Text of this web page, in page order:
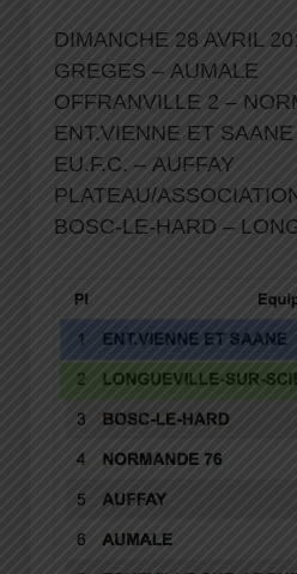
DIMANCHE 28 AVRIL
GREGES – AUMALE
OFFRANVILLE 2 –
ENT.VIENNE ET
EU.F.C. – AUFFAY
PLATEAU/
BOSC-LE-HARD –